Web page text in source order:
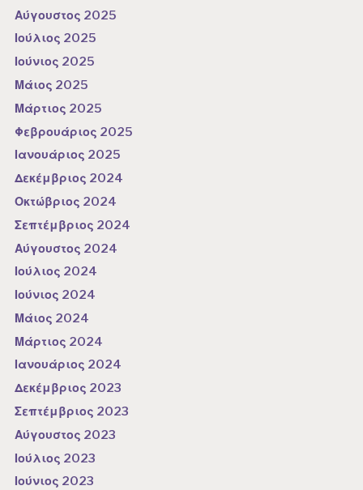
Αύγουστος 2025
Ιούλιος 2025
Ιούνιος 2025
Μάιος 2025
Μάρτιος 2025
Φεβρουάριος 2025
Ιανουάριος 2025
Δεκέμβριος 2024
Οκτώβριος 2024
Σεπτέμβριος 2024
Αύγουστος 2024
Ιούλιος 2024
Ιούνιος 2024
Μάιος 2024
Μάρτιος 2024
Ιανουάριος 2024
Δεκέμβριος 2023
Σεπτέμβριος 2023
Αύγουστος 2023
Ιούλιος 2023
Ιούνιος 2023